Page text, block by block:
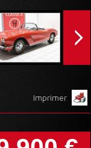
Imprimer